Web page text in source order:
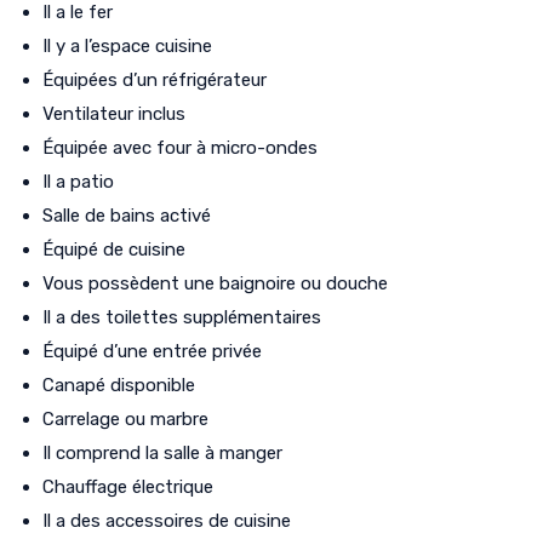
Il a le fer
Il y a l’espace cuisine
Équipées d’un réfrigérateur
Ventilateur inclus
Équipée avec four à micro-ondes
Il a patio
Salle de bains activé
Équipé de cuisine
Vous possèdent une baignoire ou douche
Il a des toilettes supplémentaires
Équipé d’une entrée privée
Canapé disponible
Carrelage ou marbre
Il comprend la salle à manger
Chauffage électrique
Il a des accessoires de cuisine